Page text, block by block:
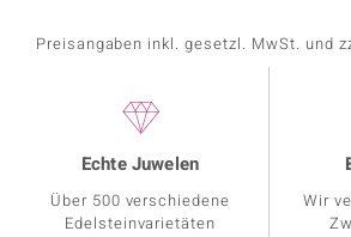
Preisangaben inkl. gesetzl. MwSt. und
Echte Juwelen
Über 500 verschiedene
Edelsteinvarietäten
Wir